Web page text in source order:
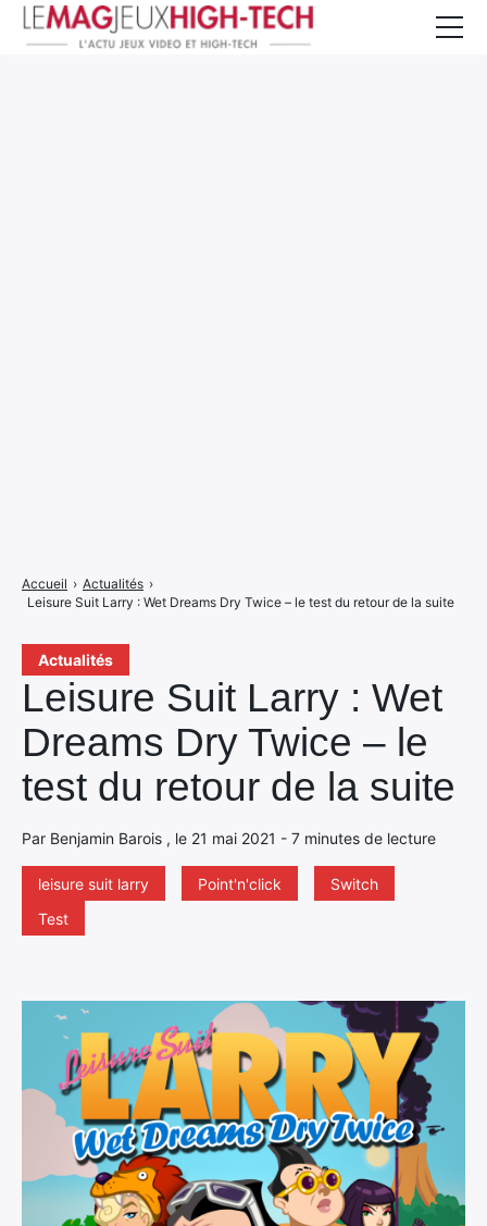
Actualités
Leisure Suit Larry : Wet
Dreams Dry Twice – le
test du retour de la suite
Par Benjamin Barois , le 21 mai 2021 - 7 minutes de lecture
leisure suit larry Point'n'click
Switch
Test
Accueil › Actualités ›
Leisure Suit Larry : Wet Dreams Dry Twice – le test du retour de la suite